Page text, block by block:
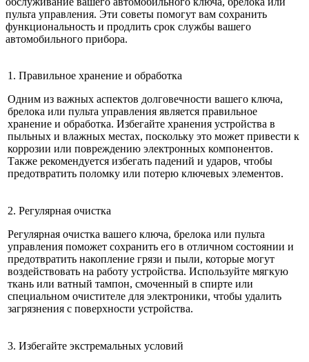
пульта управления. Эти советы помогут вам сохранить
функциональность и продлить срок службы вашего
автомобильного прибора.
1. Правильное хранение и обработка
Одним из важных аспектов долговечности вашего ключа,
брелока или пульта управления является правильное
хранение и обработка. Избегайте хранения устройства в
пыльных и влажных местах, поскольку это может привести к
коррозии или повреждению электронных компонентов.
Также рекомендуется избегать падений и ударов, чтобы
предотвратить поломку или потерю ключевых элементов.
2. Регулярная очистка
Регулярная очистка вашего ключа, брелока или пульта
управления поможет сохранить его в отличном состоянии и
предотвратить накопление грязи и пыли, которые могут
воздействовать на работу устройства. Используйте мягкую
ткань или ватный тампон, смоченный в спирте или
специальном очистителе для электроники, чтобы удалить
загрязнения с поверхности устройства.
3. Избегайте экстремальных условий